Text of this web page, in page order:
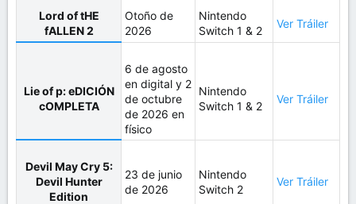
Lord of tHE
fALLEN 2
Otoño de
2026
Nintendo
Switch 1 & 2
Ver Tráiler
Lie of p: eDICIÓN
cOMPLETA
6 de agosto
en digital y 2
de octubre
de 2026 en
físico
Nintendo
Switch 1 & 2
Ver Tráiler
Devil May Cry 5:
Devil Hunter
Edition
23 de junio
de 2026
Nintendo
Switch 2
Ver Tráiler